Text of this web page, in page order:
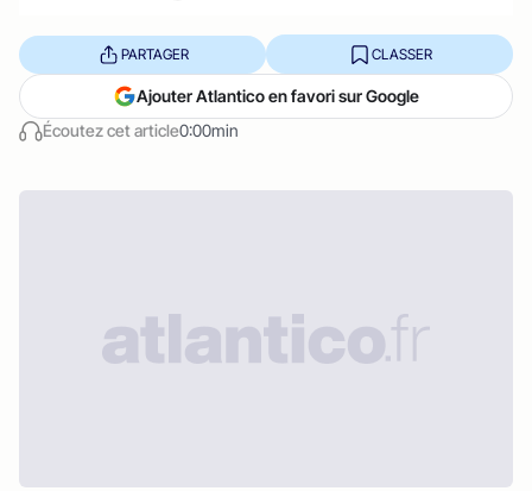
Écoutez cet article0:00min
PARTAGER CLASSER
Ajouter Atlantico en favori sur Google